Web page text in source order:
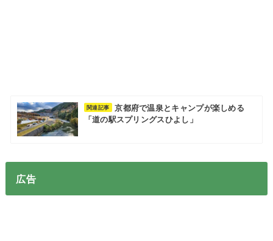
関連記事
京都府で温泉とキャンプが楽しめる
「道の駅スプリングスひよし」
広告